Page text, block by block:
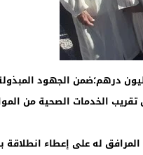
هذه السيارات التي رصدت لها تكلفة إجمالية تقدر تفوق 2,5 مليون
الخدمات الصحية من
له على إعطاء انطلاقة